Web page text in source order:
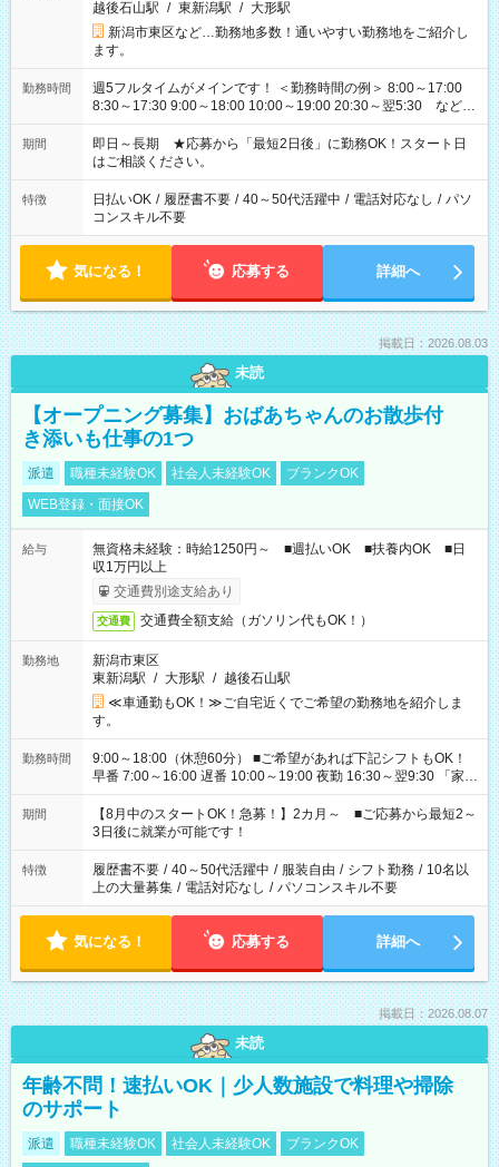
越後石山駅 / 東新潟駅 / 大形駅
新潟市東区など…勤務地多数！通いやすい勤務地をご紹介し
ます。
勤務時間
週5フルタイムがメインです！ ＜勤務時間の例＞ 8:00～17:00
8:30～17:30 9:00～18:00 10:00～19:00 20:30～翌5:30 など ★
その他にも勤務時間多数！ 日勤のみ、残業なし、交替制など
ご希望を教えてください！
期間
即日～長期 ★応募から「最短2日後」に勤務OK！スタート日
はご相談ください。
特徴 日払いOK / 履歴書不要 / 40～50代活躍中 / 電話対応なし / パソ
コンスキル不要
気になる！ 応募する 詳細へ
掲載日：2026.08.03
未読
【オープニング募集】おばあちゃんのお散歩付
き添いも仕事の1つ
派遣 職種未経験OK 社会人未経験OK
ブランクOK
WEB登録・面接OK
給与
無資格未経験：時給1250円～ ■週払いOK ■扶養内OK ■日
収1万円以上
交通費別途支給あり
交通費 交通費全額支給（ガソリン代もOK！）
勤務地
新潟市東区
東新潟駅 / 大形駅 / 越後石山駅
≪車通勤もOK！≫ご自宅近くでご希望の勤務地を紹介しま
す。
勤務時間
9:00～18:00（休憩60分） ■ご希望があれば下記シフトもOK！
早番 7:00～16:00 遅番 10:00～19:00 夜勤 16:30～翌9:30 「家族
と休みを合わせたい」 「余裕を持って夕飯の準備がしたい」
「できれば残業はしたくない」 など、ご希望を教えてください
ね。 ※Wワーク希望の方へ 今ご覧のお仕事で希望する勤務時間
と、もう1つのお仕事の勤務時間。 合計で週40時間を超える場
合は応募できません。
期間
【8月中のスタートOK！急募！】2カ月～ ■ご応募から最短2～
3日後に就業が可能です！
特徴 履歴書不要 / 40～50代活躍中 / 服装自由 / シフト勤務 / 10名以
上の大量募集 / 電話対応なし / パソコンスキル不要
気になる！ 応募する 詳細へ
掲載日：2026.08.07
未読
年齢不問！速払いOK｜少人数施設で料理や掃除
のサポート
派遣 職種未経験OK 社会人未経験OK
ブランクOK